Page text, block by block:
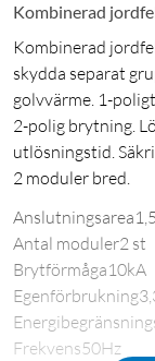
Kombinerad
Kombinerad
skydda separat
golvvärme. 1-
2-polig brytning.
utlösningstid.
2 moduler bred.
Antal moduler2 st
Brytförmåga10kA
Frekvens50Hz